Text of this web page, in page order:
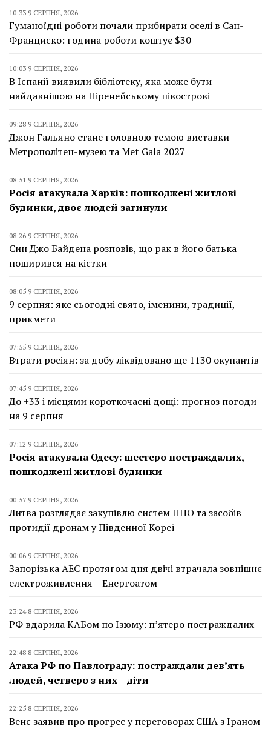
10:33 9 СЕРПНЯ, 2026
Гуманоїдні роботи почали прибирати оселі в Сан-
Франциско: година роботи коштує $30
10:03 9 СЕРПНЯ, 2026
В Іспанії виявили бібліотеку, яка може бути
найдавнішою на Піренейському півострові
09:28 9 СЕРПНЯ, 2026
Джон Гальяно стане головною темою виставки
Метрополітен-музею та Met Gala 2027
08:51 9 СЕРПНЯ, 2026
Росія атакувала Харків: пошкоджені житлові
будинки, двоє людей загинули
08:26 9 СЕРПНЯ, 2026
Син Джо Байдена розповів, що рак в його батька
поширився на кістки
08:05 9 СЕРПНЯ, 2026
9 серпня: яке сьогодні свято, іменини, традиції,
прикмети
07:55 9 СЕРПНЯ, 2026
Втрати росіян: за добу ліквідовано ще 1130 окупантів
07:45 9 СЕРПНЯ, 2026
До +33 і місцями короткочасні дощі: прогноз погоди
на 9 серпня
07:12 9 СЕРПНЯ, 2026
Росія атакувала Одесу: шестеро постраждалих,
пошкоджені житлові будинки
00:57 9 СЕРПНЯ, 2026
Литва розглядає закупівлю систем ППО та засобів
протидії дронам у Південної Кореї
00:06 9 СЕРПНЯ, 2026
Запорізька АЕС протягом дня двічі втрачала зовнішнє
електроживлення – Енергоатом
23:24 8 СЕРПНЯ, 2026
РФ вдарила КАБом по Ізюму: п’ятеро постраждалих
22:48 8 СЕРПНЯ, 2026
Атака РФ по Павлограду: постраждали дев’ять
людей, четверо з них – діти
22:25 8 СЕРПНЯ, 2026
Венс заявив про прогрес у переговорах США з Іраном